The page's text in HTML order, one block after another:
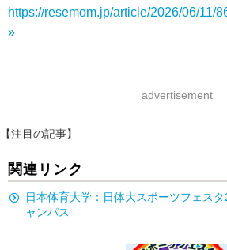
https://resemom.jp/article/2026/06/11/
»
advertisement
【注目の記事】
関連リンク
日本体育大学：日体大スポーツフェス
ャンパス